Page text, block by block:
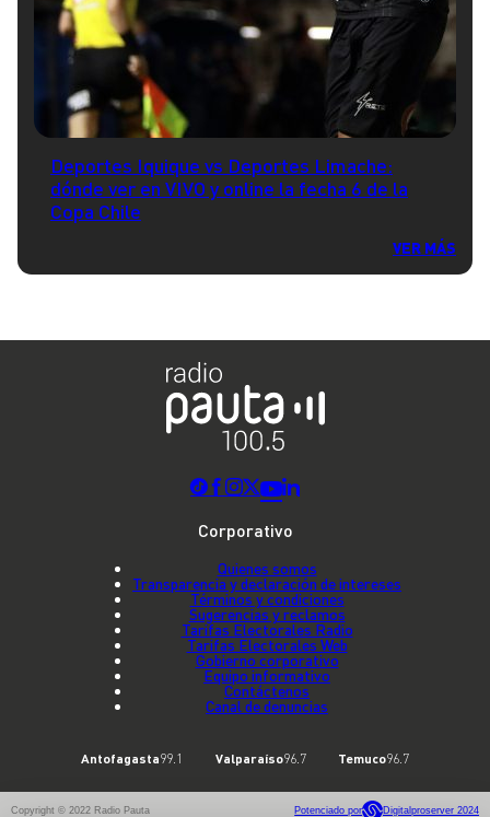
Deportes Iquique vs Deportes Limache:
dónde ver en VIVO y online la fecha 6 de la
Copa Chile
VER MÁS
Corporativo
Quienes somos
Transparencia y declaración de intereses
Términos y condiciones
Sugerencias y reclamos
Tarifas Electorales Radio
Tarifas Electorales Web
Gobierno corporativo
Equipo informativo
Contáctenos
Canal de denuncias
Antofagasta99.1 Valparaíso96.7 Temuco96.7
Copyright © 2022 Radio Pauta Potenciado por Digitalproserver 2024